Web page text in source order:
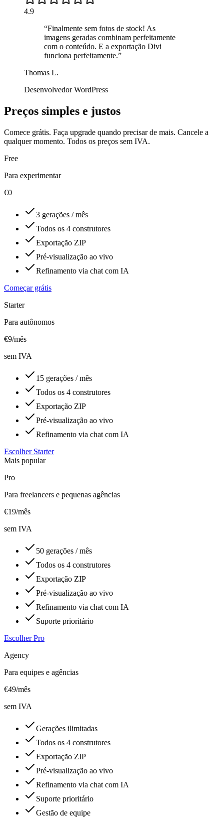
4.9
“Finalmente sem fotos de stock! As
imagens geradas combinam perfeitamente
com o conteúdo. E a exportação Divi
funciona perfeitamente.”
Thomas L.
Desenvolvedor WordPress
Preços simples e justos
Comece grátis. Faça upgrade quando precisar de mais. Cancele a
qualquer momento. Todos os preços sem IVA.
Free
Para experimentar
€0
3 gerações / mês
Todos os 4 construtores
Exportação ZIP
Pré-visualização ao vivo
Refinamento via chat com IA
Começar grátis
Starter
Para autônomos
€9/mês
sem IVA
15 gerações / mês
Todos os 4 construtores
Exportação ZIP
Pré-visualização ao vivo
Refinamento via chat com IA
Escolher Starter
Mais popular
Pro
Para freelancers e pequenas agências
€19/mês
sem IVA
50 gerações / mês
Todos os 4 construtores
Exportação ZIP
Pré-visualização ao vivo
Refinamento via chat com IA
Suporte prioritário
Escolher Pro
Agency
Para equipes e agências
€49/mês
sem IVA
Gerações ilimitadas
Todos os 4 construtores
Exportação ZIP
Pré-visualização ao vivo
Refinamento via chat com IA
Suporte prioritário
Gestão de equipe